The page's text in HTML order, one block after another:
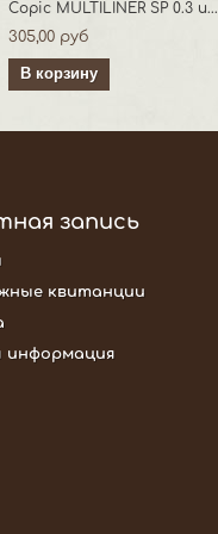
Copic MULTILINER SP 0.3 и...
305,00 руб
В корзину
запись
квитанции
информация